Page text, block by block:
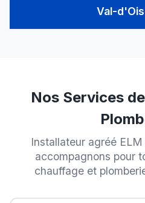
Val-
Nos Services
Installateur agréé
accompagnons pour
chauffage et